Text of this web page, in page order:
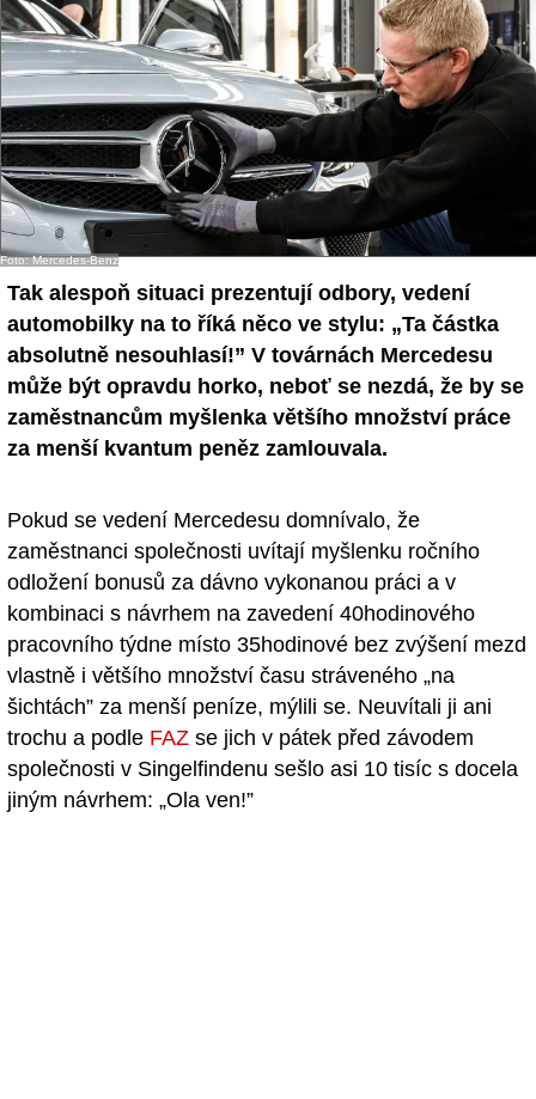
Foto: Mercedes-Benz
Tak alespoň situaci prezentují odbory, vedení
automobilky na to říká něco ve stylu: „Ta částka
absolutně nesouhlasí!” V továrnách Mercedesu
může být opravdu horko, neboť se nezdá, že by se
zaměstnancům myšlenka většího množství práce
za menší kvantum peněz zamlouvala.
Pokud se vedení Mercedesu domnívalo, že
zaměstnanci společnosti uvítají myšlenku ročního
odložení bonusů za dávno vykonanou práci a v
kombinaci s návrhem na zavedení 40hodinového
pracovního týdne místo 35hodinové bez zvýšení mezd
vlastně i většího množství času stráveného „na
šichtách” za menší peníze, mýlili se. Neuvítali ji ani
trochu a podle FAZ se jich v pátek před závodem
společnosti v Singelfindenu sešlo asi 10 tisíc s docela
jiným návrhem: „Ola ven!”